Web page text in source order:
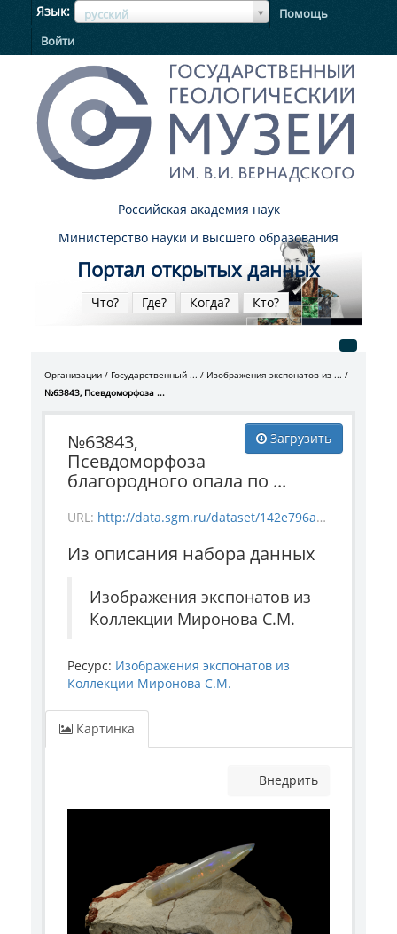
Язык русский
ЯзыкЯзык
Помощь
Войти
Российская академия наук
Министерство науки и высшего образования
Портал открытых данных
Что? Где? Когда? Кто?
Организации Государственный ...
Изображения экспонатов из ...
№63843, Псевдоморфоза ...
Загрузить
№63843,
Псевдоморфоза
благородного опала по ...
URL: http://data.sgm.ru/dataset/142e796a-f892-44db-b797-21e7db2cd5ea/resource/a7772940-982b-4cea-abe4-d8e8f449ecaa/download/mineral_63843.jpg
Из описания набора данных
Изображения экспонатов из
Коллекции Миронова С.М.
Ресурс: Изображения экспонатов из
Коллекции Миронова С.М.
Картинка
Внедрить